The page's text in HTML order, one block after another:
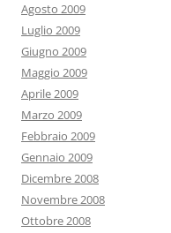
Agosto 2009
Luglio 2009
Giugno 2009
Maggio 2009
Aprile 2009
Marzo 2009
Febbraio 2009
Gennaio 2009
Dicembre 2008
Novembre 2008
Ottobre 2008